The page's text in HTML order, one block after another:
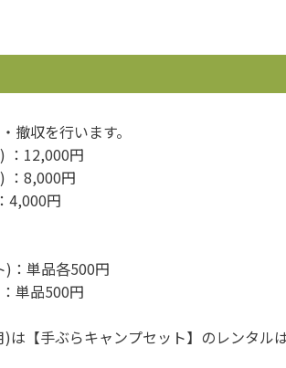
撤収を行います。
：12,000円
：8,000円
4,000円
)：単品各500円
単品500円
【手ぶらキャンプセット】のレンタル